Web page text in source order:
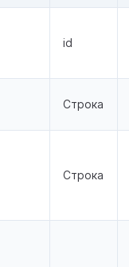
id
Строка
Строка